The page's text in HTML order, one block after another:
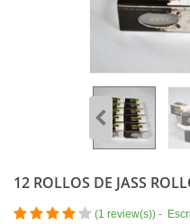
12 ROLLOS DE JASS
(1 review(s)) -